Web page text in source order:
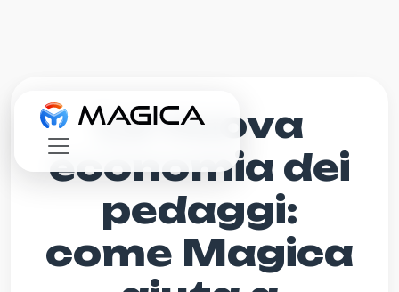
La nuova
economia dei
pedaggi:
come Magica